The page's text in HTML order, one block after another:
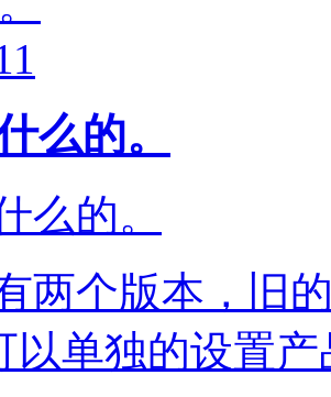
么的。
么的。
两个版本，旧
以单独的设置